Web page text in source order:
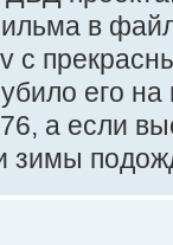
в
с
его на
а если
зимы